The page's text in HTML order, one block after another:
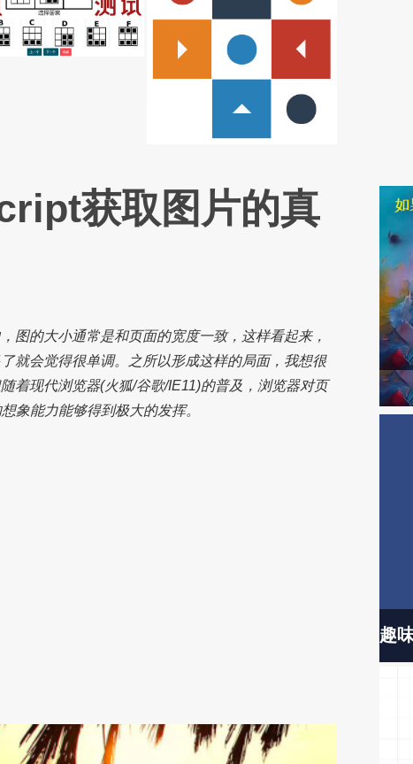
获取图片的真
图的大小通常是和页面的宽度一致，这样看起来，
就会觉得很单调。之所以形成这样的局面，我想很
着现代浏览器(火狐/谷歌/IE11)的普及，浏览器对页
象能力能够得到极大的发挥。
趣